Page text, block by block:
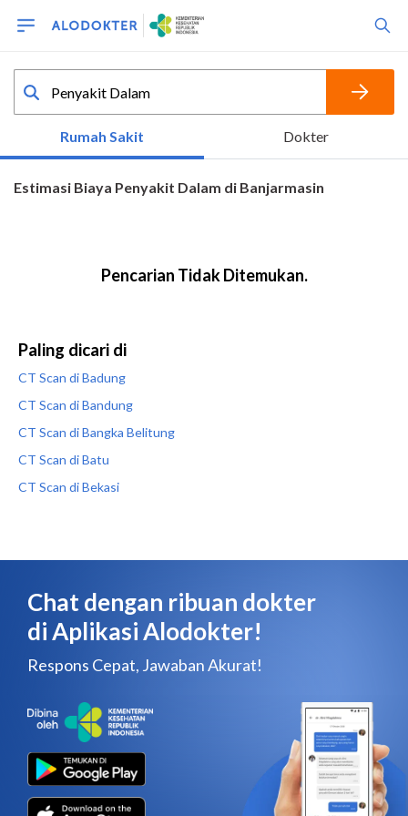
Paling dicari di
CT Scan di Badung
CT Scan di Bandung
CT Scan di Bangka Belitung
CT Scan di Batu
CT Scan di Bekasi